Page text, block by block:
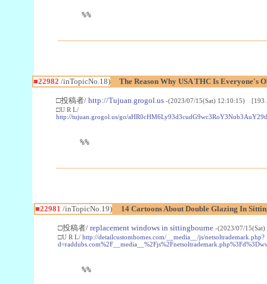
%%
■22982 /inTopicNo.18) The Reason Why USA THC Is Everyone's
□投稿者/ http://Tujuan.grogol.us -(2023/07/15(Sat) 12:10:15)
□U R L/
http://tujuan.grogol.us/go/
%%
■22981 /inTopicNo.19) 14 Cartoons About Double Glazing In
□投稿者/ replacement windows in sittingbourne -(2023/07/
□U R L/ http://detailcustomhomes.com/__media__/js/netsoltrademark.php?
%%